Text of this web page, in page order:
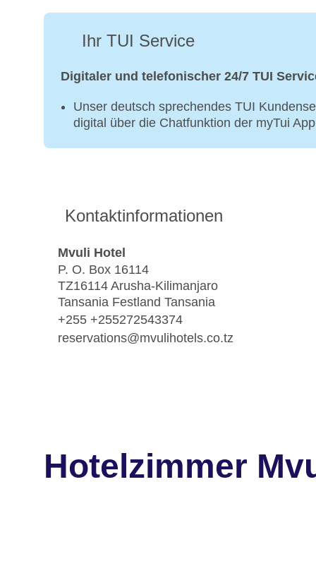
Ihr TUI Service
Digitaler und telefonischer 24/7 TUI
Unser deutsch sprechendes TUI
digital über die Chatfunktion der myTui
Kontaktinformationen
Mvuli Hotel
P. O. Box 16114
TZ16114 Arusha-Kilimanjaro
Tansania Festland Tansania
+255 +255272543374
reservations@mvulihotels.co.tz
Hotelzimmer